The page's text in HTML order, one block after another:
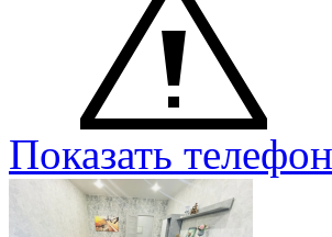
Показать телефон